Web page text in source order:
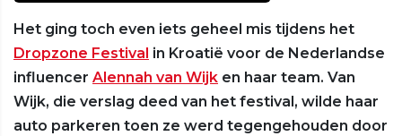
Het ging toch even iets geheel mis tijdens het
Dropzone Festival in Kroatië voor de Nederlandse
influencer Alennah van Wijk en haar team. Van
Wijk, die verslag deed van het festival, wilde haar
auto parkeren toen ze werd tegengehouden door